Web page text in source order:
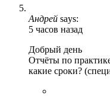
Андрей says:
5 часов назад
Добрый день
Отчёты по
какие сроки?